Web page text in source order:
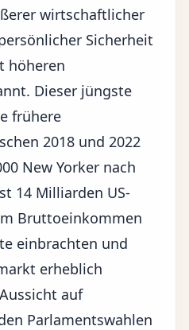
wirtschaftlicher
Sicherheit
höheren
Dieser jüngste
frühere
2018 und 2022
New Yorker nach
14 Milliarden US-
Bruttoeinkommen
einbrachten und
erheblich
auf
Parlamentswahlen